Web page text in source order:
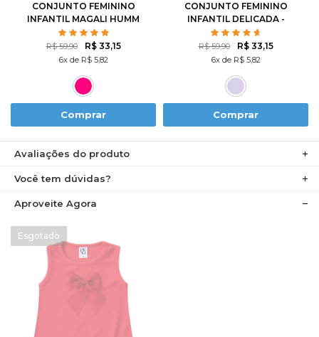
CONJUNTO FEMININO
INFANTIL MAGALI HUMM
AMO MELANCIA- TURMA
DA MÔNICA
R$ 59,90 R$ 33,15
6x de R$ 5,82
Comprar
CONJUNTO FEMININO
INFANTIL DELICADA -
HELLO KITTY
R$ 59,90 R$ 33,15
6x de R$ 5,82
Comprar
Avaliações do produto
Você tem dúvidas?
Aproveite Agora